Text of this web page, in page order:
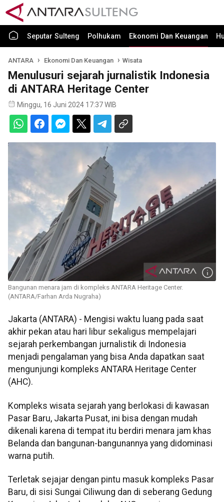
Seputar Sulteng Polhukam Ekonomi Dan Keuangan
ANTARA Ekonomi Dan Keuangan Wisata
Menulusuri sejarah jurnalistik Indonesia
di ANTARA Heritage Center
Minggu, 16 Juni 2024 17:37 WIB
Bangunan menara jam di kompleks ANTARA Heritage Center.
(ANTARA/Farhan Arda Nugraha)
Jakarta (ANTARA) - Mengisi waktu luang pada saat
akhir pekan atau hari libur sekaligus mempelajari
sejarah perkembangan jurnalistik di Indonesia
menjadi pengalaman yang bisa Anda dapatkan saat
mengunjungi kompleks ANTARA Heritage Center
(AHC).
Kompleks wisata sejarah yang berlokasi di kawasan
Pasar Baru, Jakarta Pusat, ini bisa dengan mudah
dikenali karena di tempat itu berdiri menara jam khas
Belanda dan bangunan-bangunannya yang didominasi
warna putih.
Terletak sejajar dengan pintu masuk kompleks Pasar
Baru, di sisi Sungai Ciliwung dan di seberang Gedung